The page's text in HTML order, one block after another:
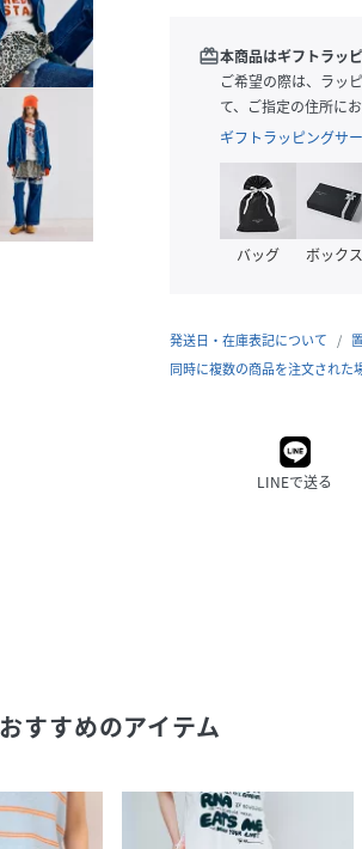
redeem本商品はギフトラッ
ご希望の際は、ラッ
て、ご指定の住所にお
ギフトラッピングサ
バッグ ボックス
発送日・在庫表記について
同時に複数の商品を注文された
LINEで送る
おすすめのアイテム